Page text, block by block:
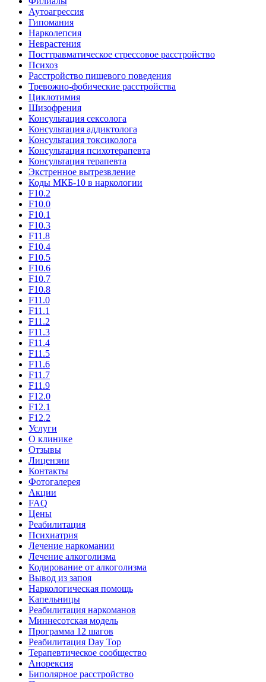
Аутоагрессия
Гипомания
Нарколепсия
Неврастения
Посттравматическое стрессовое расстройство
Психоз
Расстройство пищевого поведения
Тревожно-фобические расстройства
Циклотимия
Шизофрения
Консультация сексолога
Консультация аддиктолога
Консультация токсиколога
Консультация психотерапевта
Консультация терапевта
Экстренное вытрезвление
Коды МКБ-10 в наркологии
F10.2
F10.0
F10.1
F10.3
F11.8
F10.4
F10.5
F10.6
F10.7
F10.8
F11.0
F11.1
F11.2
F11.3
F11.4
F11.5
F11.6
F11.7
F11.9
F12.0
F12.1
F12.2
Услуги
О клинике
Отзывы
Лицензии
Контакты
Фотогалерея
Акции
FAQ
Цены
Реабилитация
Психиатрия
Лечение наркомании
Лечение алкоголизма
Кодирование от алкоголизма
Вывод из запоя
Наркологическая помощь
Капельницы
Реабилитация наркоманов
Миннесотская модель
Программа 12 шагов
Реабилитация Day Top
Терапевтическое сообщество
Анорексия
Биполярное расстройство